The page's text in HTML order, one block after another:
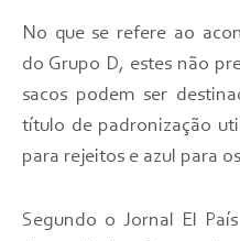
No que se refere ao
do Grupo D, estes não
sacos podem ser
título de padronização
para rejeitos e azul para
Segundo o Jornal El